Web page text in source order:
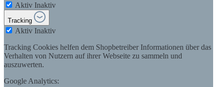
Aktiv Inaktiv
Tracking
Aktiv Inaktiv
Tracking Cookies helfen dem Shopbetreiber Informationen über das
Verhalten von Nutzern auf ihrer Webseite zu sammeln und
auszuwerten.
Google Analytics: